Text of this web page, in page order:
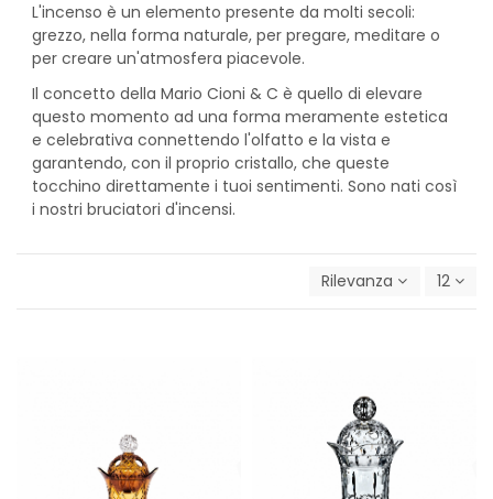
L'incenso è un elemento presente da molti secoli:
grezzo, nella forma naturale, per pregare, meditare o
per creare un'atmosfera piacevole.
Il concetto della Mario Cioni & C è quello di elevare
questo momento ad una forma meramente estetica
e celebrativa connettendo l'olfatto e la vista e
garantendo, con il proprio cristallo, che queste
tocchino direttamente i tuoi sentimenti. Sono nati così
i nostri bruciatori d'incensi.
Rilevanza 12